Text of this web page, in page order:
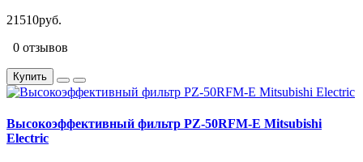
21510руб.
0 отзывов
Купить
Высокоэффективный фильтр PZ-50RFM-E Mitsubishi
Electric